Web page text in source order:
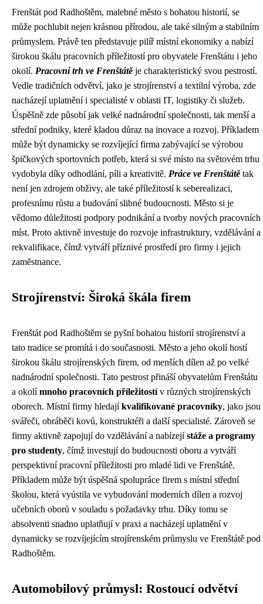
Frenštát pod Radhoštěm, malebné město s bohatou historií, se
může pochlubit nejen krásnou přírodou, ale také silným a stabilním
průmyslem. Právě ten představuje pilíř místní ekonomiky a nabízí
širokou škálu pracovních příležitostí pro obyvatele Frenštátu i jeho
okolí. Pracovní trh ve Frenštátěje charakteristický svou pestrostí.
Vedle tradičních odvětví, jako je strojírenství a textilní výroba, zde
nacházejí uplatnění i specialisté v oblasti IT, logistiky či služeb.
Úspěšně zde působí jak velké nadnárodní společnosti, tak menší a
střední podniky, které kladou důraz na inovace a rozvoj. Příkladem
může být dynamicky se rozvíjející firma zabývající se výrobou
špičkových sportovních potřeb, která si své místo na světovém trhu
vydobyla díky odhodlání, píli a kreativitě. Práce ve Frenštátětak
není jen zdrojem obživy, ale také příležitostí k seberealizaci,
profesnímu růstu a budování slibné budoucnosti. Město si je
vědomo důležitosti podpory podnikání a tvorby nových pracovních
míst. Proto aktivně investuje do rozvoje infrastruktury, vzdělávání a
rekvalifikace, čímž vytváří příznivé prostředí pro firmy i jejich
zaměstnance.
Strojírenství: Široká škála firem
Frenštát pod Radhoštěm se pyšní bohatou historií strojírenství a
tato tradice se promítá i do současnosti. Město a jeho okolí hostí
širokou škálu strojírenských firem, od menších dílen až po velké
nadnárodní společnosti. Tato pestrost přináší obyvatelům Frenštátu
a okolímnoho pracovních příležitostív různých strojírenských
oborech. Místní firmy hledajíkvalifikované pracovníky, jako jsou
svářeči, obráběči kovů, konstruktéři a další specialisté. Zároveň se
firmy aktivně zapojují do vzdělávání a nabízejístáže a programy
pro studenty, čímž investují do budoucnosti oboru a vytváří
perspektivní pracovní příležitosti pro mladé lidi ve Frenštátě.
Příkladem může být úspěšná spolupráce firem s místní střední
školou, která vyústila ve vybudování moderních dílen a rozvoj
učebních oborů v souladu s požadavky trhu. Díky tomu se
absolventi snadno uplatňují v praxi a nacházejí uplatnění v
dynamicky se rozvíjejícím strojírenském průmyslu ve Frenštátě pod
Radhoštěm.
Automobilový průmysl: Rostoucí odvětví